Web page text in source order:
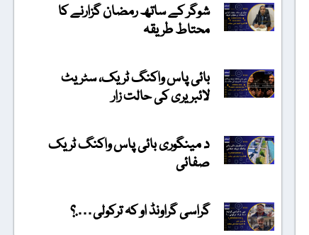
شوگر کے ساتھ رمضان گزارنے کا
محتاط طریقہ
بائی پاس واکنگ ٹریک، سٹریٹ
لائبریری کی حالت زار
د مینگوری بائی پاس واکنگ ٹریک
صفائی
گراسی گراونڈ او کہ ترکولی….؟